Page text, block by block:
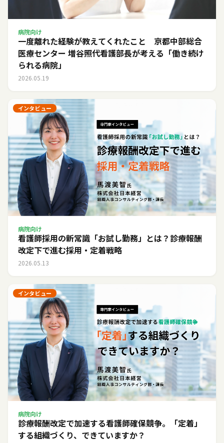
病院向け
一度離れた経験が教えてくれたこと 京都中部総合
医療センター 増谷照代看護部長が考える「働き続け
られる病院」
2026.05.19
インタビュー
病院向け
看護師採用の新常識「お試し勤務」とは？診療報酬
改定下で進む採用・定着戦略
2026.05.13
インタビュー
病院向け
診療報酬改定で加速する看護師確保競争。「定着」
する組織づくり、できていますか？